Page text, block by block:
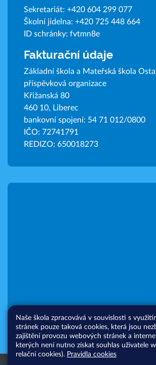
Sekretariát: +420 604 299 077
Školní jídelna: +420 725 448 664
ID schránky: fvtmn8e
Fakturační údaje
Základní škola a Mateřská škola
příspěvková organizace
Křižanská 80
460 10, Liberec
bankovní spojení: 54 71 012/0800
IČO: 72741791
REDIZO: 650018273
Naše škola zpracovává v souvislosti s
stránek pouze taková cookies, která jsou
zajištění provozu webových stránek a
kterých není nutno získat souhlas uživatele
relační cookies). Pravidla cookies